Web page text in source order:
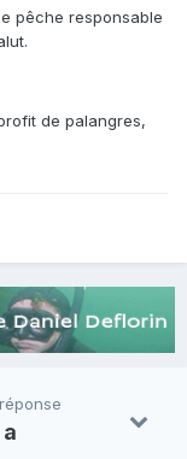
pêche responsable
de palangres,